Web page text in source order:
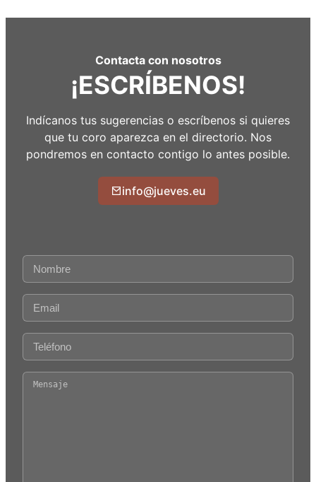
Contacta con nosotros
¡ESCRÍBENOS!
Indícanos tus sugerencias o escríbenos si quieres
que tu coro aparezca en el directorio. Nos
pondremos en contacto contigo lo antes posible.
info@jueves.eu